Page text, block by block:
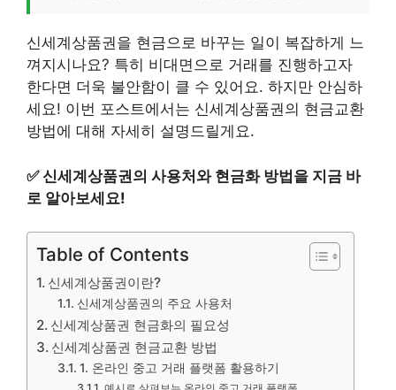
신세계상품권을 현금으로 바꾸는 일이 복잡하게 느
껴지시나요? 특히 비대면으로 거래를 진행하고자
한다면 더욱 불안함이 클 수 있어요. 하지만 안심하
세요! 이번 포스트에서는 신세계상품권의 현금교환
방법에 대해 자세히 설명드릴게요.
✅신세계상품권의 사용처와 현금화 방법을 지금 바
로 알아보세요!
Table of Contents
신세계상품권이란?
신세계상품권의 주요 사용처
신세계상품권 현금화의 필요성
신세계상품권 현금교환 방법
1. 온라인 중고 거래 플랫폼 활용하기